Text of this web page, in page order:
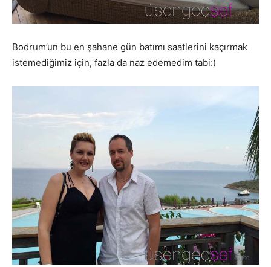
Bodrum’un bu en şahane gün batımı saatlerini kaçırmak
istemediğimiz için, fazla da naz edemedim tabi:)